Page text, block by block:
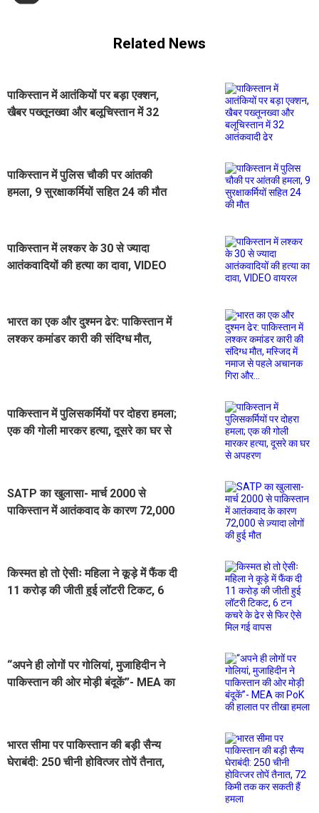
Related News
पाकिस्तान में आतंकियों पर बड़ा एक्शन,
खैबर पख्तूनख्वा और बलूचिस्तान में 32
पाकिस्तान में पुलिस चौकी पर आंतकी
हमला, 9 सुरक्षाकर्मियों सहित 24 की मौत
पाकिस्तान में लश्कर के 30 से ज्यादा
आतंकवादियों की हत्या का दावा, VIDEO
भारत का एक और दुश्मन ढेर: पाकिस्तान में
लश्कर कमांडर कारी की संदिग्ध मौत,
पाकिस्तान में पुलिसकर्मियों पर दोहरा हमला;
एक की गोली मारकर हत्या, दूसरे का घर से
SATP का खुलासा- मार्च 2000 से
पाकिस्तान में आतंकवाद के कारण 72,000
किस्मत हो तो ऐसीः महिला ने कूड़े में फैंक दी
11 करोड़ की जीती हुई लॉटरी टिकट, 6
“अपने ही लोगों पर गोलियां, मुजाहिदीन ने
पाकिस्तान की ओर मोड़ी बंदूकें”- MEA का
भारत सीमा पर पाकिस्तान की बड़ी सैन्य
घेराबंदी: 250 चीनी होवित्जर तोपें तैनात,